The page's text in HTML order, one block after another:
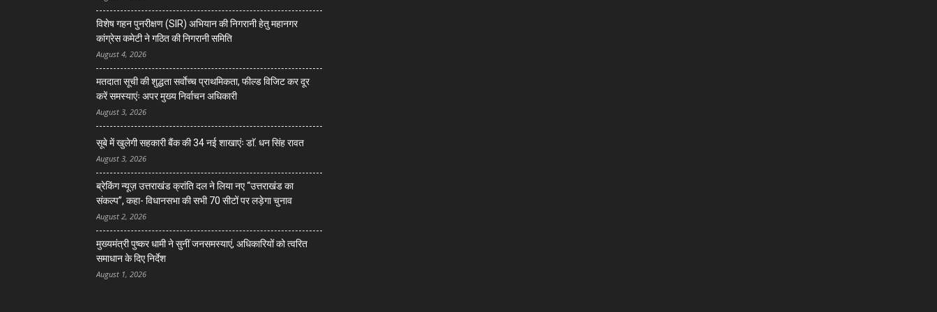
विशेष गहन पुनरीक्षण (SIR) अभियान की निगरानी हेतु महानगर
कांग्रेस कमेटी ने गठित की निगरानी समिति
August 4, 2026
मतदाता सूची की शुद्धता सर्वाेच्च प्राथमिकता, फील्ड विजिट कर दूर
करें समस्याएंः अपर मुख्य निर्वाचन अधिकारी
August 3, 2026
सूबे में खुलेगी सहकारी बैंक की 34 नई शाखाएंः डाॅ. धन सिंह रावत
August 3, 2026
ब्रेकिंग न्यूज़ उत्तराखंड क्रांति दल ने लिया नए “उत्तराखंड का
संकल्प”, कहा- विधानसभा की सभी 70 सीटों पर लड़ेगा चुनाव
August 2, 2026
मुख्यमंत्री पुष्कर धामी ने सुनीं जनसमस्याएं, अधिकारियों को त्वरित
समाधान के दिए निर्देश
August 1, 2026